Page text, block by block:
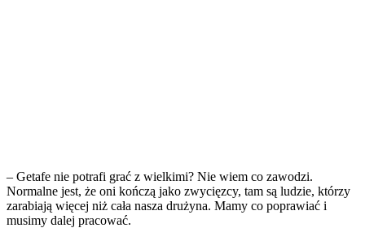
– Getafe nie potrafi grać z wielkimi? Nie wiem co zawodzi.
Normalne jest, że oni kończą jako zwycięzcy, tam są ludzie, którzy
zarabiają więcej niż cała nasza drużyna. Mamy co poprawiać i
musimy dalej pracować.